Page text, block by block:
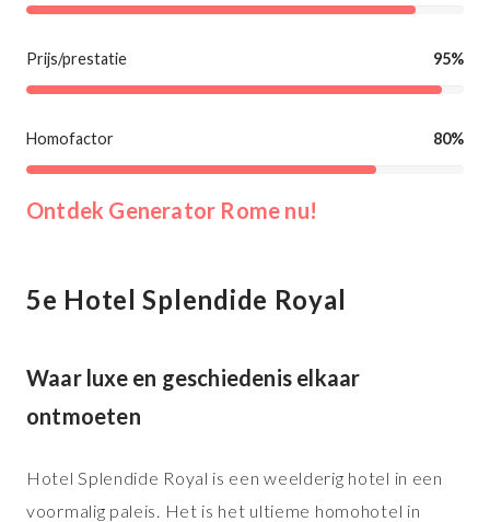
Prijs/prestatie 95%
Homofactor 80%
Ontdek Generator Rome nu!
5e Hotel Splendide Royal
Waar luxe en geschiedenis elkaar
ontmoeten
Hotel Splendide Royal is een weelderig hotel in een
voormalig paleis. Het is het ultieme homohotel in